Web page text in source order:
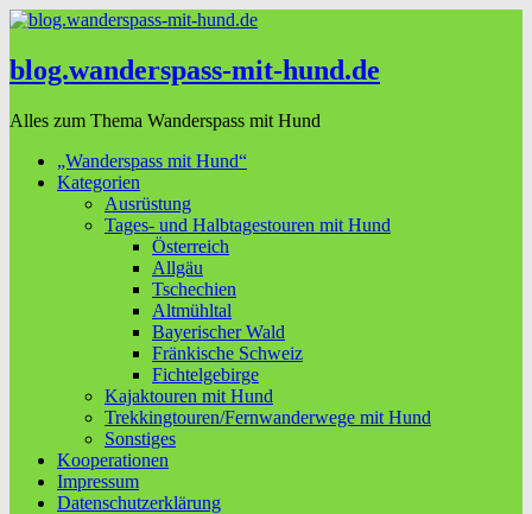
blog.wanderspass-mit-hund.de
Alles zum Thema Wanderspass mit Hund
„Wanderspass mit Hund“
Kategorien
Ausrüstung
Tages- und Halbtagestouren mit Hund
Österreich
Allgäu
Tschechien
Altmühltal
Bayerischer Wald
Fränkische Schweiz
Fichtelgebirge
Kajaktouren mit Hund
Trekkingtouren/Fernwanderwege mit Hund
Sonstiges
Kooperationen
Impressum
Datenschutzerklärung